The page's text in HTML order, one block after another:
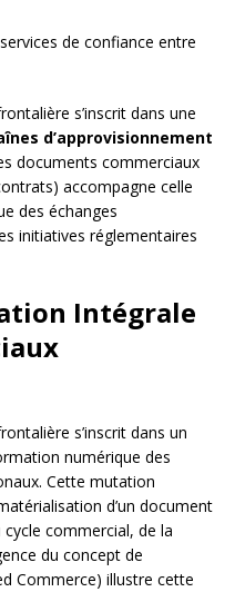
de confiance entre
s’inscrit dans une
d’approvisionnement
documents commerciaux
accompagne celle
des échanges
initiatives réglementaires
Intégrale
s’inscrit dans un
numérique des
Cette mutation
d’un document
cycle commercial, de la
du concept de
Commerce) illustre cette